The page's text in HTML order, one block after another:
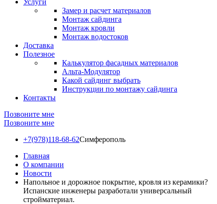
Услуги
Замер и расчет материалов
Монтаж сайдинга
Монтаж кровли
Монтаж водостоков
Доставка
Полезное
Калькулятор фасадных материалов
Альта-Модулятор
Какой сайдинг выбрать
Инструкции по монтажу сайдинга
Контакты
Позвоните мне
Позвоните мне
+7(978)118-68-62Симферополь
Главная
О компании
Новости
Напольное и дорожное покрытие, кровля из керамики?
Испанские инженеры разработали универсальный
стройматериал.